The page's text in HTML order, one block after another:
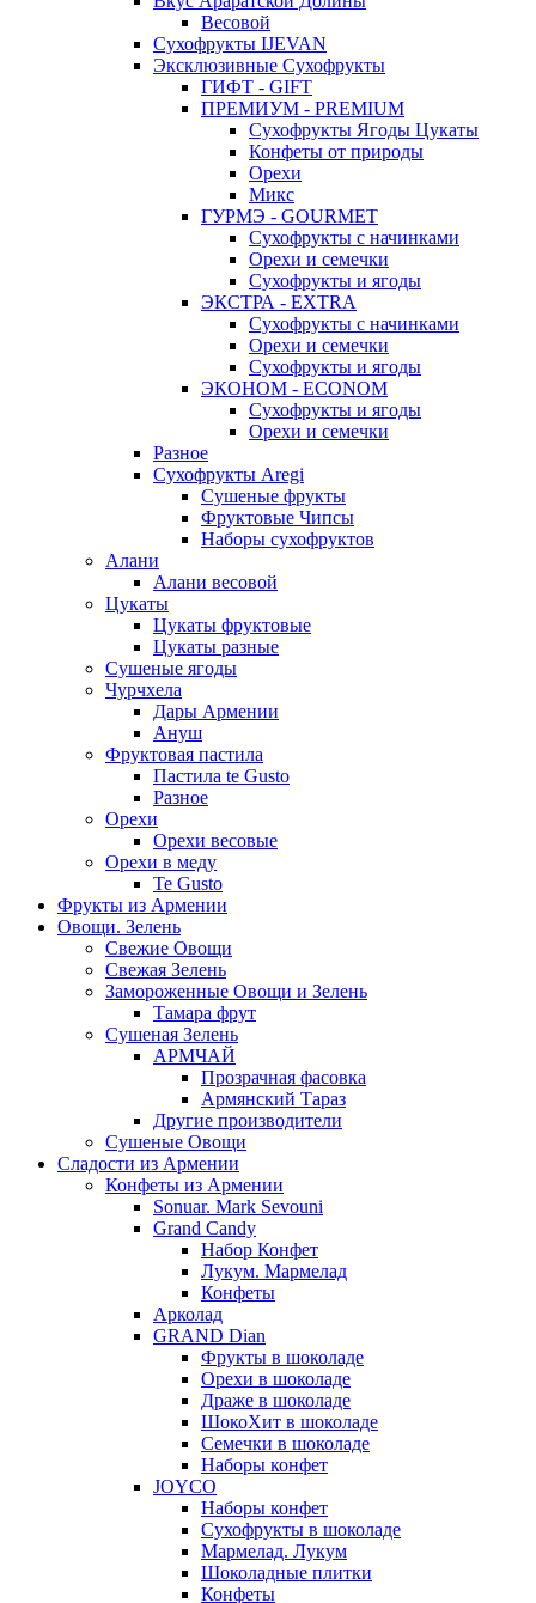
Весовой
Сухофрукты IJEVAN
Эксклюзивные Сухофрукты
ГИФТ - GIFT
ПРЕМИУМ - PREMIUM
Сухофрукты Ягоды Цукаты
Конфеты от природы
Орехи
Микс
ГУРМЭ - GOURMET
Сухофрукты с начинками
Орехи и семечки
Сухофрукты и ягоды
ЭКСТРА - EXTRA
Сухофрукты с начинками
Орехи и семечки
Сухофрукты и ягоды
ЭКОНОМ - ECONOM
Сухофрукты и ягоды
Орехи и семечки
Разное
Сухофрукты Aregi
Сушеные фрукты
Фруктовые Чипсы
Наборы сухофруктов
Алани
Алани весовой
Цукаты
Цукаты фруктовые
Цукаты разные
Сушеные ягоды
Чурчхела
Дары Армении
Ануш
Фруктовая пастила
Пастила te Gusto
Разное
Орехи
Орехи весовые
Орехи в меду
Te Gusto
Фрукты из Армении
Овощи. Зелень
Свежие Овощи
Свежая Зелень
Замороженные Овощи и Зелень
Тамара фрут
Сушеная Зелень
АРМЧАЙ
Прозрачная фасовка
Армянский Тараз
Другие производители
Сушеные Овощи
Сладости из Армении
Конфеты из Армении
Sonuar. Mark Sevouni
Grand Candy
Набор Конфет
Лукум. Мармелад
Конфеты
Арколад
GRAND Dian
Фрукты в шоколаде
Орехи в шоколаде
Драже в шоколаде
ШокоХит в шоколаде
Семечки в шоколаде
Наборы конфет
JOYCO
Наборы конфет
Сухофрукты в шоколаде
Мармелад. Лукум
Шоколадные плитки
Конфеты